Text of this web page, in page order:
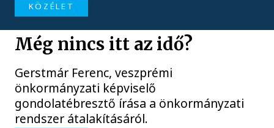
KÖZÉLET
Még nincs itt az idő?
Gerstmár Ferenc, veszprémi
önkormányzati képviselő
gondolatébresztő írása a önkormányzati
rendszer átalakításáról.